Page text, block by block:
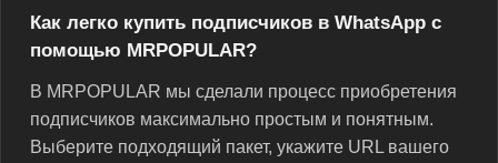
Как легко купить подписчиков в WhatsApp с
помощью MRPOPULAR?
В MRPOPULAR мы сделали процесс приобретения
подписчиков максимально простым и понятным.
Выберите подходящий пакет, укажите URL вашего